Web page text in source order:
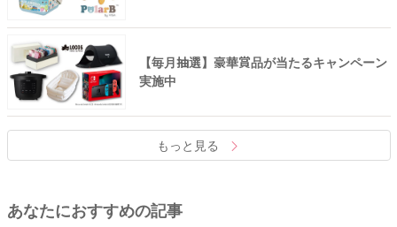
【毎月抽選】豪華賞品が当たるキャンペーン
実施中
もっと見る
あなたにおすすめの記事